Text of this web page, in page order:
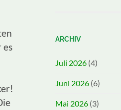
es
ARCHIV
Juli 2026 (4)
Juni 2026 (6)
Mai 2026 (3)